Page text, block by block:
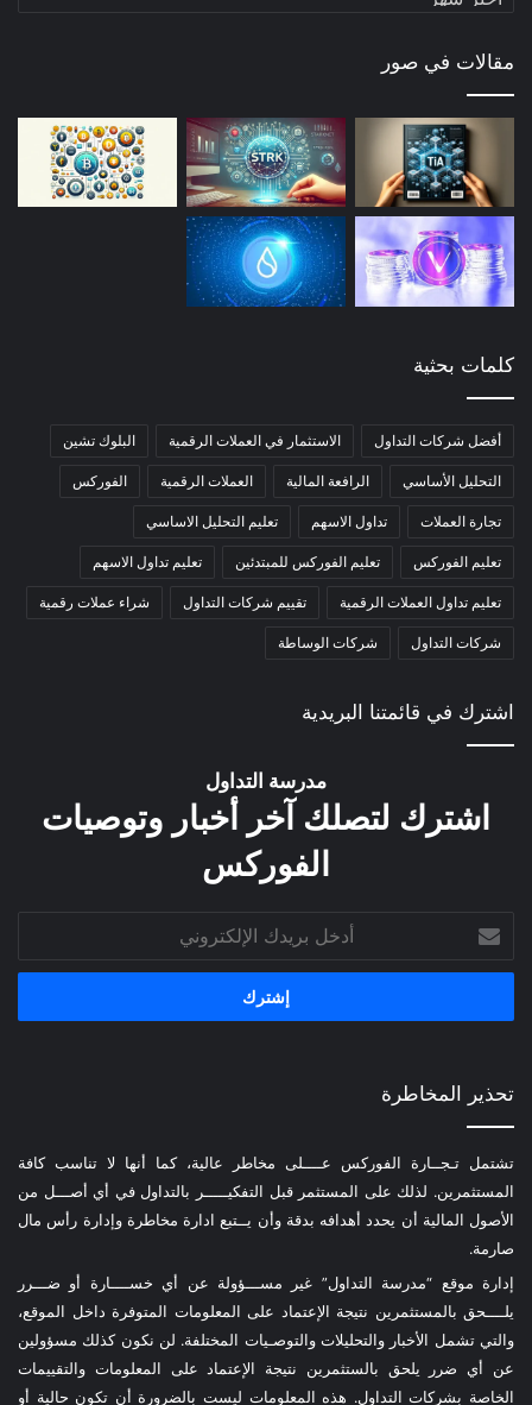
مقالات في صور
كلمات بحثية
أفضل شركات التداول الاستثمار في العملات الرقمية البلوك تشين
التحليل الأساسي الرافعة المالية العملات الرقمية الفوركس
تجارة العملات تداول الاسهم تعليم التحليل الاساسي
تعليم الفوركس تعليم الفوركس للمبتدئين تعليم تداول الاسهم
تعليم تداول العملات الرقمية تقييم شركات التداول شراء عملات رقمية
شركات التداول شركات الوساطة
اشترك في قائمتنا البريدية
مدرسة التداول
اشترك لتصلك آخر أخبار وتوصيات
الفوركس
بريدك
الإلكتروني
تحذير المخاطرة
تشتمل تـجــارة الفوركس عــــلى مخاطر عالية، كما أنها لا تناسب كافة
المستثمرين. لذلك على المستثمر قبل التفكيـــــر بالتداول في أي أصـــل من
الأصول المالية أن يحدد أهدافه بدقة وأن يــتبع ادارة مخاطرة وإدارة رأس مال
صارمة.
إدارة موقع “مدرسة التداول” غير مســـؤولة عن أي خســــارة أو ضـــرر
يلــــحق بالمستثمرين نتيجة الإعتماد على المعلومات المتوفرة داخل الموقع،
والتي تشمل الأخبار والتحليلات والتوصـيات المختلفة. لن نكون كذلك مسؤولين
عن أي ضرر يلحق بالستثمرين نتيجة الإعتماد على المعلومات والتقييمات
الخاصة بشركات التداول. هذه المعلومات ليست بالضرورة أن تكون حالية أو